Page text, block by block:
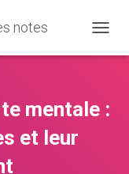
notes
U
mentale :
et leur